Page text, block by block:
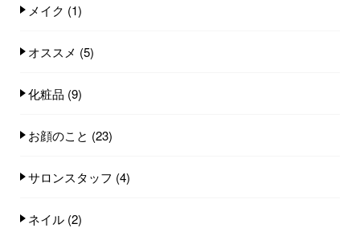
メイク (1)
オススメ (5)
化粧品 (9)
お顔のこと (23)
サロンスタッフ (4)
ネイル (2)